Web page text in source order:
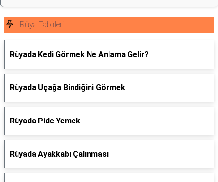
Rüya Tabirleri
Rüyada Kedi Görmek Ne Anlama Gelir?
Rüyada Uçağa Bindiğini Görmek
Rüyada Pide Yemek
Rüyada Ayakkabı Çalınması